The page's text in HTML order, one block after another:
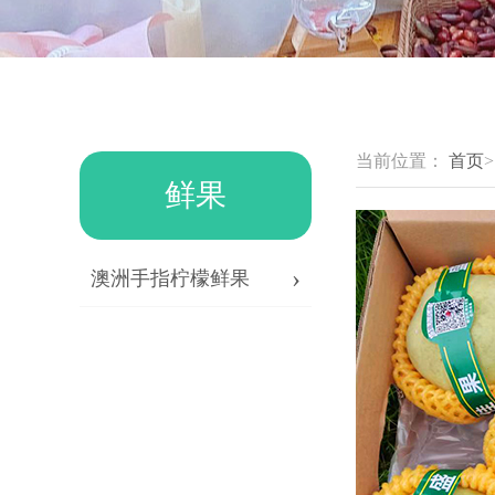
鲜果
›
澳洲手指柠檬鲜果
当前位置： 首页